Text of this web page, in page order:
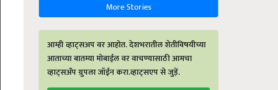
More Stories
आम्ही व्हाट्सअप वर आहोत. देशभरातील शेतीविषयीच्या
आताच्या बातम्या मोबाईल वर वाचण्यासाठी आमचा
व्हाट्सअँप ग्रुपला जॉईन करा.व्हाट्सएप से जुड़ें.